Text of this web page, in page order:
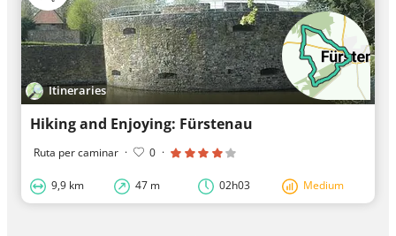
Itineraries
Hiking and Enjoying: Fürstenau
Ruta per caminar · 0 ·
9,9 km 47 m 02h03 Medium